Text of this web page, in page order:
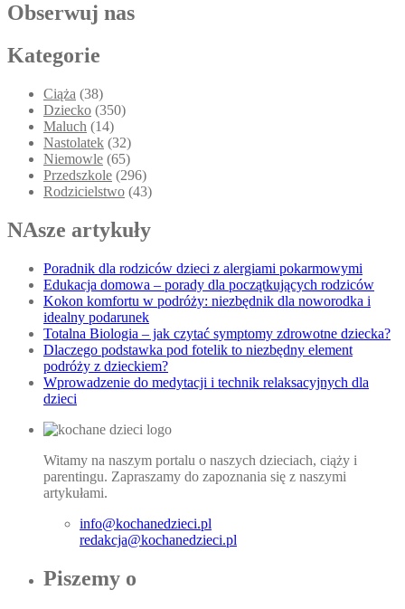
Obserwuj nas
Kategorie
Ciąża (38)
Dziecko (350)
Maluch (14)
Nastolatek (32)
Niemowle (65)
Przedszkole (296)
Rodzicielstwo (43)
NAsze artykuły
Poradnik dla rodziców dzieci z alergiami pokarmowymi
Edukacja domowa – porady dla początkujących rodziców
Kokon komfortu w podróży: niezbędnik dla noworodka i
idealny podarunek
Totalna Biologia – jak czytać symptomy zdrowotne dziecka?
Dlaczego podstawka pod fotelik to niezbędny element
podróży z dzieckiem?
Wprowadzenie do medytacji i technik relaksacyjnych dla
dzieci
Witamy na naszym portalu o naszych dzieciach, ciąży i
parentingu. Zapraszamy do zapoznania się z naszymi
artykułami.
info@kochanedzieci.pl
redakcja@kochanedzieci.pl
Piszemy o